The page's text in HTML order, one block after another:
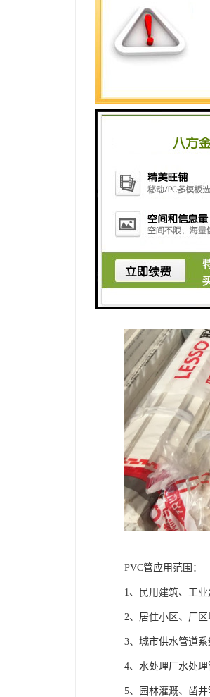
6、耐蚀性好：除
滋长，无电化学腐
PVC管应用范围：
1、民用建筑、工业
2、居住小区、厂区
3、城市供水管道系
4、水处理厂水处理
5、园林灌溉、凿井